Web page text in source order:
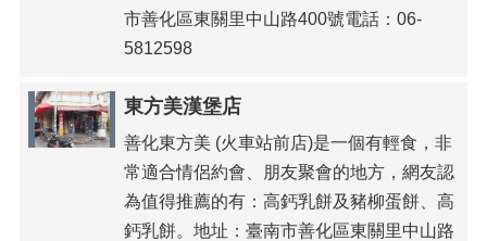
市善化區東關里中山路400號電話：06-
5812598
東方美漢堡店
善化東方美 (火車站前店)是一個有輕食，非
常適合情侶約會、朋友聚會的地方，網友認
為值得推薦的有：高鈣乳餅及豬柳蛋餅、高
鈣乳餅。地址：臺南市善化區東關里中山路